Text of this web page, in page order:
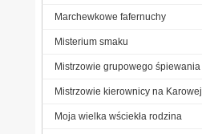
Marchewkowe fafernuchy
Misterium smaku
Mistrzowie grupowego śpiewania
Mistrzowie kierownicy na Karowej
Moja wielka wściekła rodzina